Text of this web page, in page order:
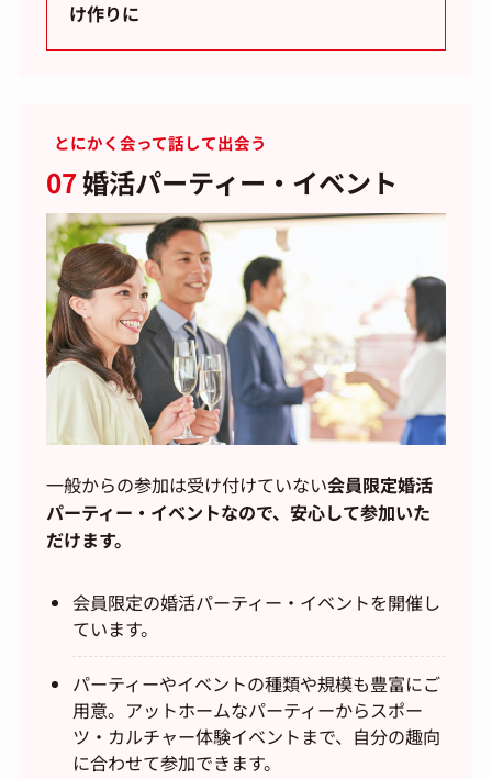
け作りに
とにかく会って話して出会う
07婚活パーティー・イベント
一般からの参加は受け付けていない会員限定婚活
パーティー・イベントなので、安心して参加いた
だけます。
会員限定の婚活パーティー・イベントを開催し
ています。
パーティーやイベントの種類や規模も豊富にご
用意。アットホームなパーティーからスポー
ツ・カルチャー体験イベントまで、自分の趣向
に合わせて参加できます。